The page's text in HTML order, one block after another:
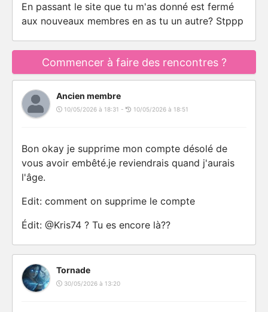
En passant le site que tu m'as donné est fermé
aux nouveaux membres en as tu un autre? Stppp
Commencer à faire des rencontres ?
Ancien membre
10/05/2026 à 18:31 - 10/05/2026 à 18:51
Bon okay je supprime mon compte désolé de
vous avoir embêté.je reviendrais quand j'aurais
l'âge.
Edit: comment on supprime le compte
Édit: @Kris74 ? Tu es encore là??
Tornade
30/05/2026 à 13:20